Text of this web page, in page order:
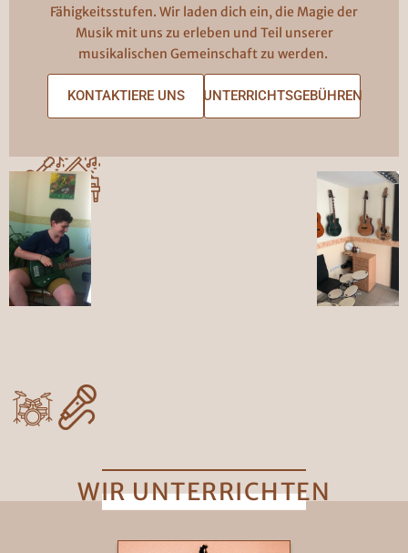
Fähigkeitsstufen. Wir laden dich ein, die Magie der
Musik mit uns zu erleben und Teil unserer
musikalischen Gemeinschaft zu werden.
KONTAKTIERE UNS UNTERRICHTSGEBÜHREN
WIR UNTERRICHTEN